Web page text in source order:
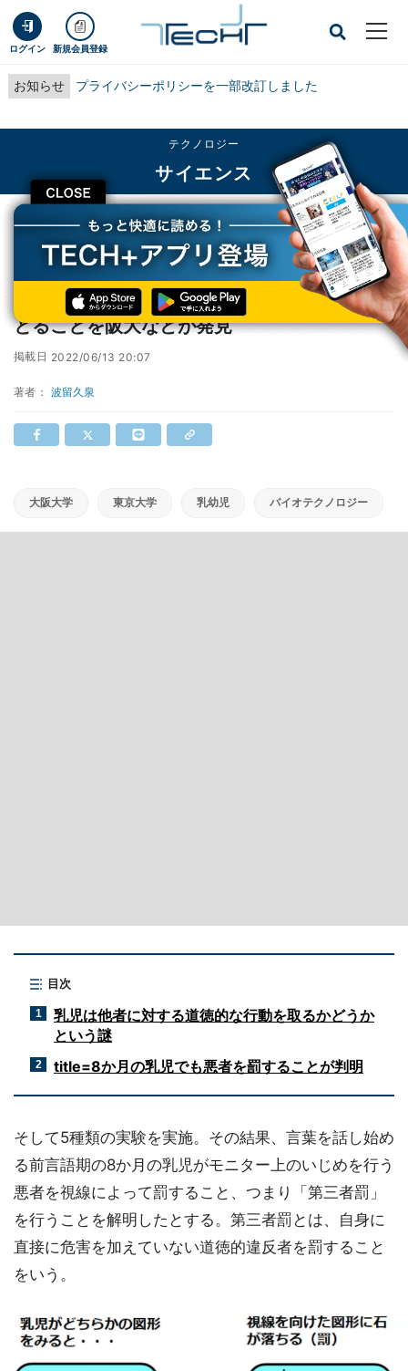
ログイン 新規会員登録
お知らせ プライバシーポリシーを一部改訂しました
CLOSE
テクノロジー
サイエンス
TECH+ テクノロジー
サイエンス
8か月の乳児でも道徳的違反者を罰する行動をとることを阪大などが発見
8か月の乳児でも道徳的違反者を罰する行動を
とることを阪大などが発見
掲載日 2022/06/13 20:07
著者： 波留久泉
大阪大学 東京大学 乳幼児 バイオテクノロジー
目次
1
乳児は他者に対する道徳的な行動を取るかどうか
という謎
2 title=8か月の乳児でも悪者を罰することが判明
そして5種類の実験を実施。その結果、言葉を話し始め
る前言語期の8か月の乳児がモニター上のいじめを行う
悪者を視線によって罰すること、つまり「第三者罰」
を行うことを解明したとする。第三者罰とは、自身に
直接に危害を加えていない道徳的違反者を罰すること
をいう。